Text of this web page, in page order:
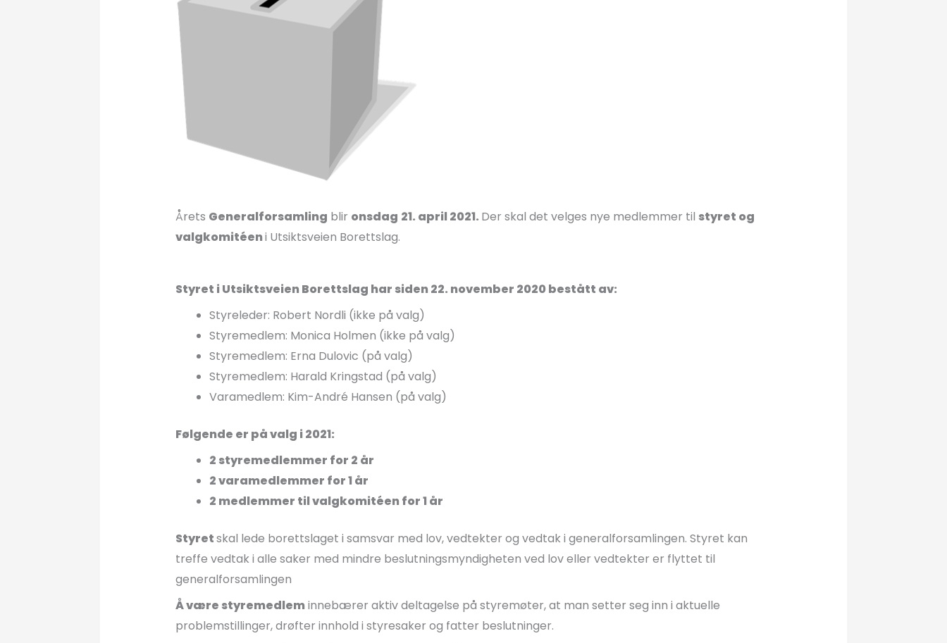
Årets Generalforsamling blir onsdag 21. april 2021. Der skal det velges nye medlemmer til styret og
valgkomitéeni Utsiktsveien Borettslag.
Styret i Utsiktsveien Borettslag har siden 22. november 2020 bestått av:
Styreleder: Robert Nordli (ikke på valg)
Styremedlem: Monica Holmen (ikke på valg)
Styremedlem: Erna Dulovic (på valg)
Styremedlem: Harald Kringstad (på valg)
Varamedlem: Kim-André Hansen (på valg)
Følgende er på valg i 2021:
2 styremedlemmer for 2 år
2 varamedlemmer for 1 år
2 medlemmer til valgkomitéen for 1 år
Styretskal lede borettslaget i samsvar med lov, vedtekter og vedtak i generalforsamlingen. Styret kan
treffe vedtak i alle saker med mindre beslutningsmyndigheten ved lov eller vedtekter er flyttet til
generalforsamlingen
Å være styremedleminnebærer aktiv deltagelse på styremøter, at man setter seg inn i aktuelle
problemstillinger, drøfter innhold i styresaker og fatter beslutninger.